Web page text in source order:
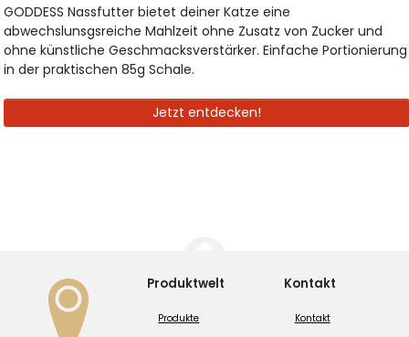
GODDESS Nassfutter bietet deiner Katze eine
abwechslunsgsreiche Mahlzeit ohne Zusatz von Zucker und
ohne künstliche Geschmacksverstärker. Einfache Portionierung
in der praktischen 85g Schale.
Jetzt entdecken!
Produktwelt
Produkte
Kontakt
Kontakt